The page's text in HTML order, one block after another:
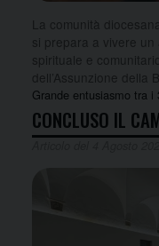
La comunità
si prepara a vivere un
spirituale e
dell’Assunzione
Grande entusiasmo tra
CONCLUSO IL